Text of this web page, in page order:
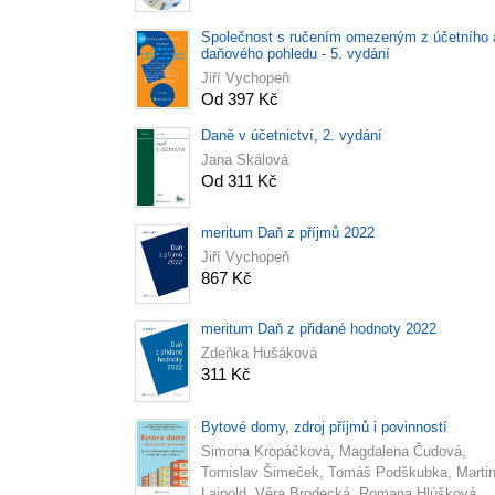
Společnost s ručením omezeným z účetního
daňového pohledu - 5. vydání
Jiří Vychopeň
Od 397 Kč
Daně v účetnictví, 2. vydání
Jana Skálová
Od 311 Kč
meritum Daň z příjmů 2022
Jiří Vychopeň
867 Kč
meritum Daň z přidané hodnoty 2022
Zdeňka Hušáková
311 Kč
Bytové domy, zdroj příjmů i povinností
Simona Kropáčková, Magdalena Čudová,
Tomislav Šimeček, Tomáš Podškubka, Martin